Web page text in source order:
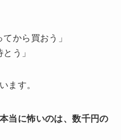
てから買おう」
う」
ます。
当に怖いのは、数千円の